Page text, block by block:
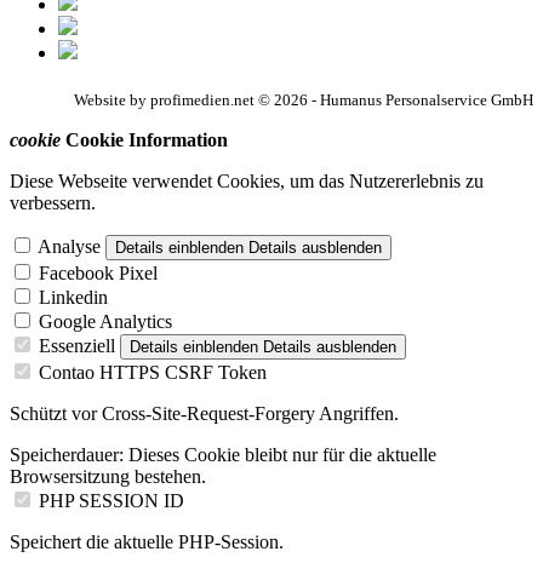
Website by profimedien.net © 2026 - Humanus Personalservice GmbH
cookie Cookie Information
Diese Webseite verwendet Cookies, um das Nutzererlebnis zu
verbessern.
Analyse Details einblenden Details ausblenden
Facebook Pixel
Linkedin
Google Analytics
Essenziell
Details einblenden Details ausblenden
Contao HTTPS CSRF Token
Schützt vor Cross-Site-Request-Forgery Angriffen.
Speicherdauer: Dieses Cookie bleibt nur für die aktuelle
Browsersitzung bestehen.
PHP SESSION ID
Speichert die aktuelle PHP-Session.